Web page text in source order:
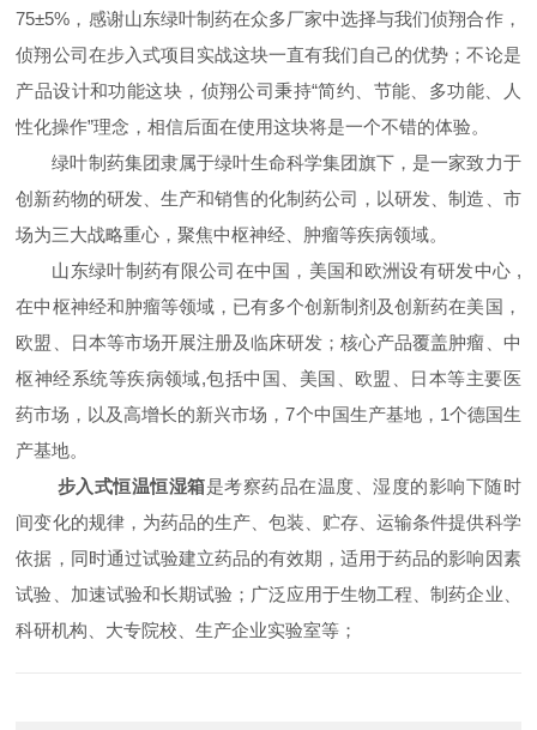
75±5%，感谢山东绿叶制药在众多厂家中选择与我们侦翔合作，
侦翔公司在步入式项目实战这块一直有我们自己的优势；不论是
产品设计和功能这块，侦翔公司秉持“简约、节能、多功能、人
性化操作”理念，相信后面在使用这块将是一个不错的体验。
绿叶制药集团隶属于绿叶生命科学集团旗下，是一家致力于
创新药物的研发、生产和销售的化制药公司，以研发、制造、市
场为三大战略重心，聚焦中枢神经、肿瘤等疾病领域。
山东绿叶制药有限公司在中国，美国和欧洲设有研发中心 ,
在中枢神经和肿瘤等领域，已有多个创新制剂及创新药在美国，
欧盟、日本等市场开展注册及临床研发；核心产品覆盖肿瘤、中
枢神经系统等疾病领域,包括中国、美国、欧盟、日本等主要医
药市场，以及高增长的新兴市场，7个中国生产基地，1个德国生
产基地。
步入式恒温恒湿箱是考察药品在温度、湿度的影响下随时
间变化的规律，为药品的生产、包装、贮存、运输条件提供科学
依据，同时通过试验建立药品的有效期，适用于药品的影响因素
试验、加速试验和长期试验；广泛应用于生物工程、制药企业、
科研机构、大专院校、生产企业实验室等；